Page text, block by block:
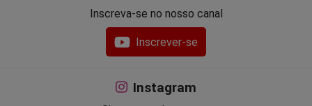
Inscreva-se no nosso canal
Inscrever-se
Instagram